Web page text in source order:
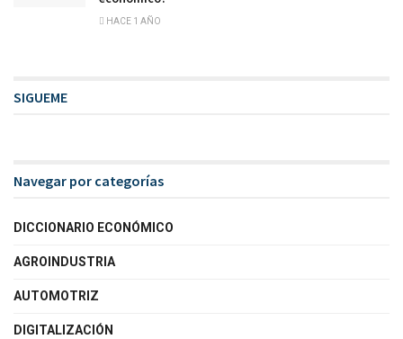
HACE 1 AÑO
SIGUEME
Navegar por categorías
DICCIONARIO ECONÓMICO
AGROINDUSTRIA
AUTOMOTRIZ
DIGITALIZACIÓN